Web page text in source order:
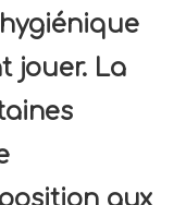
jouer. La
aux